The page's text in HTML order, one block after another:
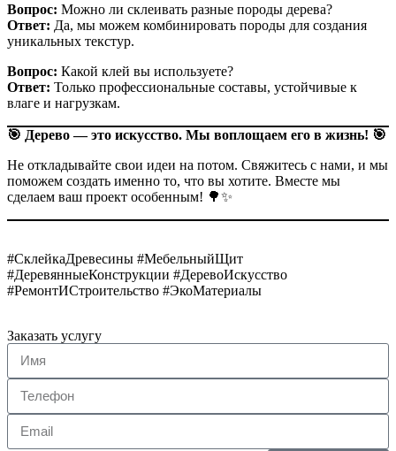
Вопрос: Можно ли склеивать разные породы дерева?
Ответ: Да, мы можем комбинировать породы для создания
уникальных текстур.
Вопрос: Какой клей вы используете?
Ответ: Только профессиональные составы, устойчивые к
влаге и нагрузкам.
🎯 Дерево — это искусство. Мы воплощаем его в жизнь! 🎯
Не откладывайте свои идеи на потом. Свяжитесь с нами, и мы
поможем создать именно то, что вы хотите. Вместе мы
сделаем ваш проект особенным! 🌳✨
#СклейкаДревесины #МебельныйЩит
#ДеревянныеКонструкции #ДеревоИскусство
#РемонтИСтроительство #ЭкоМатериалы
Заказать услугу